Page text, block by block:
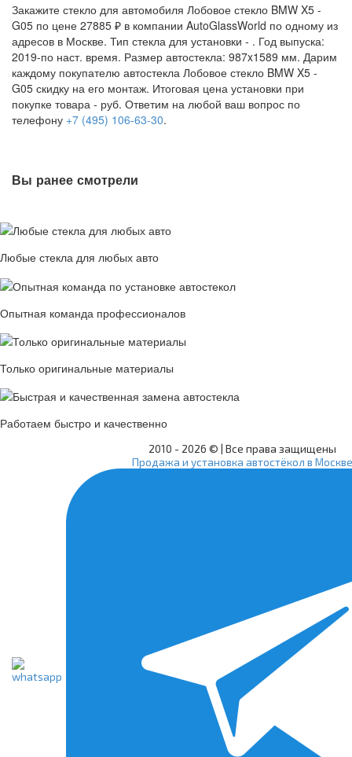
Закажите стекло для автомобиля Лобовое стекло BMW X5 -
G05 по цене 27885 ₽ в компании AutoGlassWorld по одному из
адресов в Москве. Тип стекла для установки - . Год выпуска:
2019-по наст. время. Размер автостекла: 987x1589 мм. Дарим
каждому покупателю автостекла Лобовое стекло BMW X5 -
G05 скидку на его монтаж. Итоговая цена установки при
покупке товара - руб. Ответим на любой ваш вопрос по
телефону +7 (495) 106-63-30.
Вы ранее смотрели
Любые стекла для любых авто
Опытная команда профессионалов
Только оригинальные материалы
Работаем быстро и качественно
2010 - 2026 © | Все права защищены
Продажа и установка автостёкол в Москве